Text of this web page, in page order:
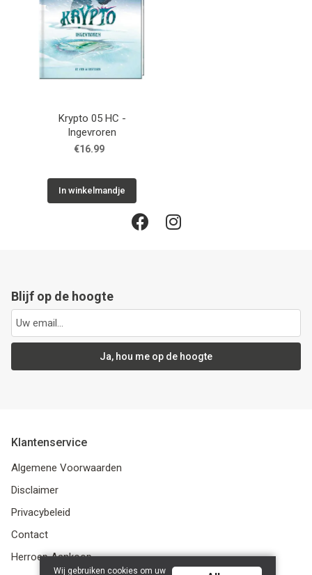
Krypto 05 HC -
Ingevroren
€16.99
In winkelmandje
Blijf op de hoogte
Ja, hou me op de hoogte
Klantenservice
Algemene Voorwaarden
Disclaimer
Privacybeleid
Contact
Herroep Aankoop
Wij gebruiken cookies om uw